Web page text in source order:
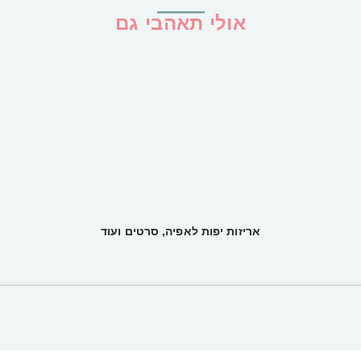
אולי תאהבי גם
אריזות יפות לאפיה, סרטים ועוד